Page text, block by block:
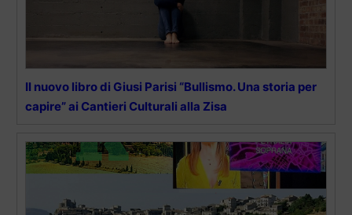
Il nuovo libro di Giusi Parisi “Bullismo. Una storia per
capire” ai Cantieri Culturali alla Zisa